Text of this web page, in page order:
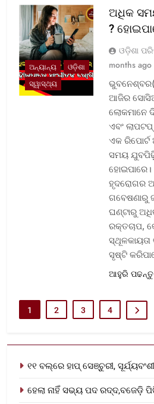
ଅନ୍ୟାନ୍ୟ
ଓଡ଼ିଶା
ସ୍ୱାସ୍ଥ୍ୟ
ଅଧିକ
?
ଓଡ଼ିଶା
months ago
ଆଜିର
ଲୋକମାନେ
ଏବଂ
ଏକ
ସମୟ
ହୋଇପାରେ।
ହୃଦରୋଗର
ଗବେଷଣାରୁ
ଘଣ୍ଟାରୁ
ରକ୍ତଚାପ,
ସୃଷ୍ଟି
ଆହୁରି ପଢନ୍ତୁ
1 2 3 4
୧୧ ବଲ୍‌ରେ ହାପ୍ ସେଞ୍ଚୁରୀ,
ହେଲା ନାହିଁ ସଭ୍ୟ ପଦ ରଦ୍ଦ,ବଜେଡ଼ି